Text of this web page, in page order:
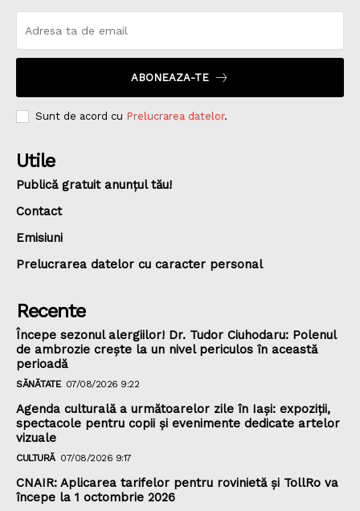
ABONEAZA-TE
Sunt de acord cu Prelucrarea datelor.
Utile
Publică gratuit anunțul tău!
Contact
Emisiuni
Prelucrarea datelor cu caracter personal
Recente
Începe sezonul alergiilor! Dr. Tudor Ciuhodaru: Polenul
de ambrozie crește la un nivel periculos în această
perioadă
SĂNĂTATE 07/08/2026 9:22
Agenda culturală a următoarelor zile în Iași: expoziții,
spectacole pentru copii și evenimente dedicate artelor
vizuale
CULTURĂ 07/08/2026 9:17
CNAIR: Aplicarea tarifelor pentru rovinietă și TollRo va
începe la 1 octombrie 2026